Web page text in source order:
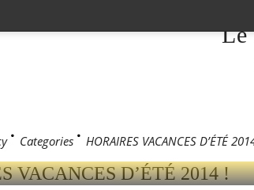
> Categories > HORAIRES VACANCES D’ÉTÉ